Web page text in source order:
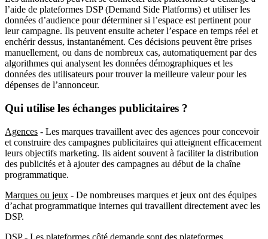
l’aide de plateformes DSP (Demand Side Platforms) et utiliser les
données d’audience pour déterminer si l’espace est pertinent pour
leur campagne. Ils peuvent ensuite acheter l’espace en temps réel et
enchérir dessus, instantanément. Ces décisions peuvent être prises
manuellement, ou dans de nombreux cas, automatiquement par des
algorithmes qui analysent les données démographiques et les
données des utilisateurs pour trouver la meilleure valeur pour les
dépenses de l’annonceur.
Qui utilise les échanges publicitaires ?
Agences - Les marques travaillent avec des agences pour concevoir
et construire des campagnes publicitaires qui atteignent efficacement
leurs objectifs marketing. Ils aident souvent à faciliter la distribution
des publicités et à ajouter des campagnes au début de la chaîne
programmatique.
Marques ou jeux - De nombreuses marques et jeux ont des équipes
d’achat programmatique internes qui travaillent directement avec les
DSP.
DSP- Les plateformes côté demande sont des plateformes